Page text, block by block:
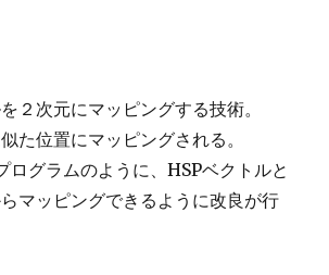
２次元にマッピングする技術。
た位置にマッピングされる。
グラムのように、HSPベクトルと
マッピングできるように改良が行